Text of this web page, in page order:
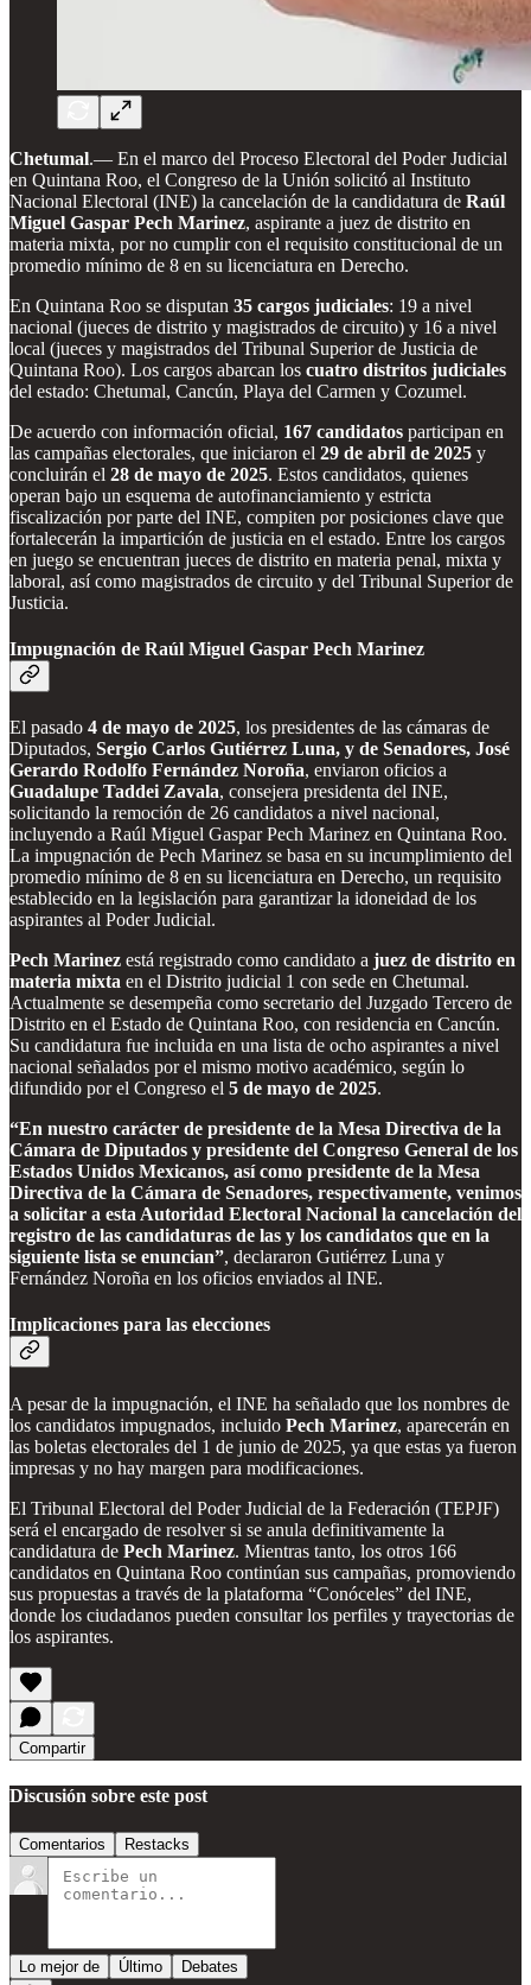
Chetumal.— En el marco del Proceso Electoral del Poder Judicial
en Quintana Roo, el Congreso de la Unión solicitó al Instituto
Nacional Electoral (INE) la cancelación de la candidatura de Raúl
Miguel Gaspar Pech Marinez, aspirante a juez de distrito en
materia mixta, por no cumplir con el requisito constitucional de un
promedio mínimo de 8 en su licenciatura en Derecho.
En Quintana Roo se disputan 35 cargos judiciales: 19 a nivel
nacional (jueces de distrito y magistrados de circuito) y 16 a nivel
local (jueces y magistrados del Tribunal Superior de Justicia de
Quintana Roo). Los cargos abarcan los cuatro distritos judiciales
del estado: Chetumal, Cancún, Playa del Carmen y Cozumel.
De acuerdo con información oficial, 167 candidatos participan en
las campañas electorales, que iniciaron el 29 de abril de 2025 y
concluirán el 28 de mayo de 2025. Estos candidatos, quienes
operan bajo un esquema de autofinanciamiento y estricta
fiscalización por parte del INE, compiten por posiciones clave que
fortalecerán la impartición de justicia en el estado. Entre los cargos
en juego se encuentran jueces de distrito en materia penal, mixta y
laboral, así como magistrados de circuito y del Tribunal Superior de
Justicia.
Impugnación de Raúl Miguel Gaspar Pech Marinez
El pasado 4 de mayo de 2025, los presidentes de las cámaras de
Diputados, Sergio Carlos Gutiérrez Luna, y de Senadores, José
Gerardo Rodolfo Fernández Noroña, enviaron oficios a
Guadalupe Taddei Zavala, consejera presidenta del INE,
solicitando la remoción de 26 candidatos a nivel nacional,
incluyendo a Raúl Miguel Gaspar Pech Marinez en Quintana Roo.
La impugnación de Pech Marinez se basa en su incumplimiento del
promedio mínimo de 8 en su licenciatura en Derecho, un requisito
establecido en la legislación para garantizar la idoneidad de los
aspirantes al Poder Judicial.
Pech Marinez está registrado como candidato a juez de distrito en
materia mixta en el Distrito judicial 1 con sede en Chetumal.
Actualmente se desempeña como secretario del Juzgado Tercero de
Distrito en el Estado de Quintana Roo, con residencia en Cancún.
Su candidatura fue incluida en una lista de ocho aspirantes a nivel
nacional señalados por el mismo motivo académico, según lo
difundido por el Congreso el 5 de mayo de 2025.
“En nuestro carácter de presidente de la Mesa Directiva de la
Cámara de Diputados y presidente del Congreso General de los
Estados Unidos Mexicanos, así como presidente de la Mesa
Directiva de la Cámara de Senadores, respectivamente, venimos
a solicitar a esta Autoridad Electoral Nacional la cancelación del
registro de las candidaturas de las y los candidatos que en la
siguiente lista se enuncian”, declararon Gutiérrez Luna y
Fernández Noroña en los oficios enviados al INE.
Implicaciones para las elecciones
A pesar de la impugnación, el INE ha señalado que los nombres de
los candidatos impugnados, incluido Pech Marinez, aparecerán en
las boletas electorales del 1 de junio de 2025, ya que estas ya fueron
impresas y no hay margen para modificaciones.
El Tribunal Electoral del Poder Judicial de la Federación (TEPJF)
será el encargado de resolver si se anula definitivamente la
candidatura de Pech Marinez. Mientras tanto, los otros 166
candidatos en Quintana Roo continúan sus campañas, promoviendo
sus propuestas a través de la plataforma “Conóceles” del INE,
donde los ciudadanos pueden consultar los perfiles y trayectorias de
los aspirantes.
Compartir
Discusión sobre este post
Comentarios Restacks
Lo mejor de Último Debates